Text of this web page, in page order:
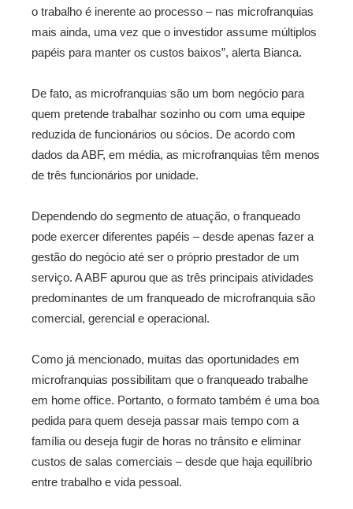
o trabalho é inerente ao processo – nas microfranquias
mais ainda, uma vez que o investidor assume múltiplos
papéis para manter os custos baixos”, alerta Bianca.
De fato, as microfranquias são um bom negócio para
quem pretende trabalhar sozinho ou com uma equipe
reduzida de funcionários ou sócios. De acordo com
dados da ABF, em média, as microfranquias têm menos
de três funcionários por unidade.
Dependendo do segmento de atuação, o franqueado
pode exercer diferentes papéis – desde apenas fazer a
gestão do negócio até ser o próprio prestador de um
serviço. A ABF apurou que as três principais atividades
predominantes de um franqueado de microfranquia são
comercial, gerencial e operacional.
Como já mencionado, muitas das oportunidades em
microfranquias possibilitam que o franqueado trabalhe
em home office. Portanto, o formato também é uma boa
pedida para quem deseja passar mais tempo com a
família ou deseja fugir de horas no trânsito e eliminar
custos de salas comerciais – desde que haja equilíbrio
entre trabalho e vida pessoal.